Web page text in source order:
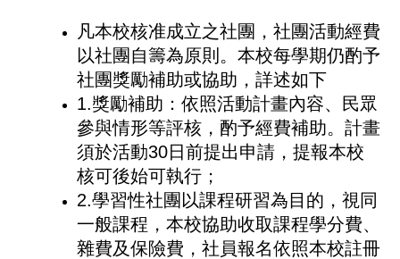
凡本校核准成立之社團，社團活動經費
以社團自籌為原則。本校每學期仍酌予
社團獎勵補助或協助，詳述如下
1.獎勵補助：依照活動計畫內容、民眾
參與情形等評核，酌予經費補助。計畫
須於活動30日前提出申請，提報本校
核可後始可執行；
2.學習性社團以課程研習為目的，視同
一般課程，本校協助收取課程學分費、
雜費及保險費，社員報名依照本校註冊